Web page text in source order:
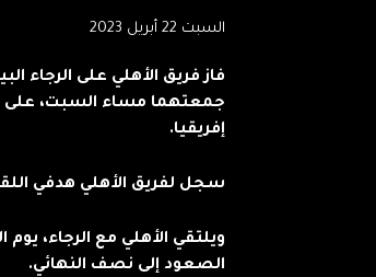
السبت 22 أبريل 2023
فاز فريق الأهلي على الرجاء
جمعتهما مساء السبت، على
إفريقيا.
سجل لفريق الأهلي هدفي
ويلتقي الأهلي مع الرجاء،
الصعود إلى نصف النهائي.